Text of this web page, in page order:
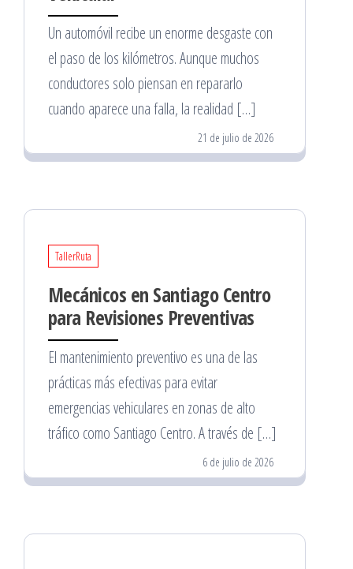
Un automóvil recibe un enorme desgaste con
el paso de los kilómetros. Aunque muchos
conductores solo piensan en repararlo
cuando aparece una falla, la realidad […]
21 de julio de 2026
TallerRuta
Mecánicos en Santiago Centro
para Revisiones Preventivas
El mantenimiento preventivo es una de las
prácticas más efectivas para evitar
emergencias vehiculares en zonas de alto
tráfico como Santiago Centro. A través de […]
6 de julio de 2026